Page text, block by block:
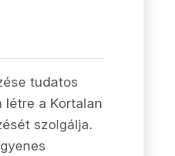
tudatos
létre a Kortalan
szolgálja.